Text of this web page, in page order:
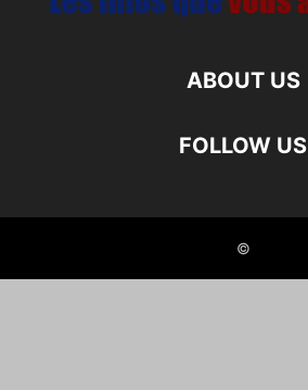
ABOUT US
FOLLOW US
©